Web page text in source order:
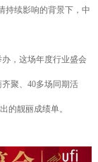
持续影响的背景下，中
，这场年度行业盛会
聚、40多场同期活
的靓丽成绩单。